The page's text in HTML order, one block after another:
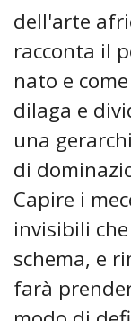
dell'arte
racconta il
nato e
dilaga e
una
di
Capire i
invisibili
schema, e
farà